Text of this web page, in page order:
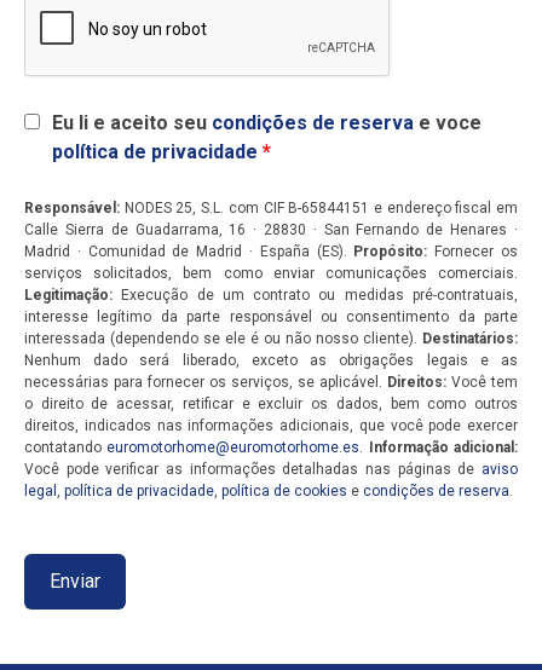
Eu li e aceito seu condições de reserva e voce
política de privacidade *
Responsável: NODES 25, S.L. com CIF B-65844151 e endereço fiscal em
Calle Sierra de Guadarrama, 16 · 28830 · San Fernando de Henares ·
Madrid · Comunidad de Madrid · España (ES). Propósito: Fornecer os
serviços solicitados, bem como enviar comunicações comerciais.
Legitimação: Execução de um contrato ou medidas pré-contratuais,
interesse legítimo da parte responsável ou consentimento da parte
interessada (dependendo se ele é ou não nosso cliente). Destinatários:
Nenhum dado será liberado, exceto as obrigações legais e as
necessárias para fornecer os serviços, se aplicável. Direitos: Você tem
o direito de acessar, retificar e excluir os dados, bem como outros
direitos, indicados nas informações adicionais, que você pode exercer
contatandoeuromotorhome@euromotorhome.es
Informação adicional:
Você pode verificar as informações detalhadas nas páginas de aviso
legal
política de privacidade política de cookies e condições de reserva